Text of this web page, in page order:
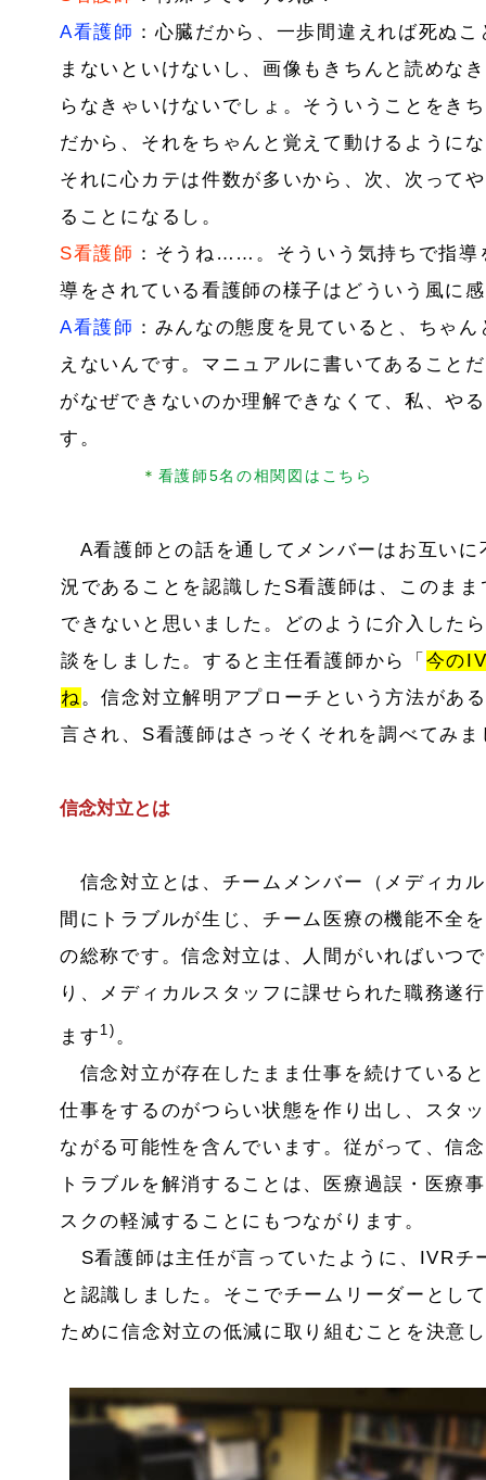
A看護師 ：心臓だから、一歩間違えれば死ぬ
まないといけないし、画像もきちんと読めな
らなきゃいけないでしょ。そういうことをき
だから、それをちゃんと覚えて動けるように
それに心カテは件数が多いから、次、次って
ることになるし。
S看護師 ：そうね……。そういう気持ちで指導
導をされている看護師の様子はどういう風に
A看護師 ：みんなの態度を見ていると、ちゃ
えないんです。マニュアルに書いてあること
がなぜできないのか理解できなくて、私、や
す。
＊ 看護師5名の相関図はこちら
A看護師との話を通してメンバーはお互いに
況であることを認識したS看護師は、このま
できないと思いました。どのように介入した
談をしました。すると主任看護師から「 今の
ね。信念対立解明アプローチという方法があ
言され、S看護師はさっそくそれを調べてみま
信念対立とは
信念対立とは、チームメンバー（メディカ
間にトラブルが生じ、チーム医療の機能不全
の総称です。信念対立は、人間がいればいつ
り、メディカルスタッフに課せられた職務遂
ます 1) 。
信念対立が存在したまま仕事を続けている
仕事をするのがつらい状態を作り出し、スタ
ながる可能性を含んでいます。従がって、信
トラブルを解消することは、医療過誤・医療
スクの軽減することにもつながります。
S看護師は主任が言っていたように、IVRチ
と認識しました。そこでチームリーダーとし
ために信念対立の低減に取り組むことを決意